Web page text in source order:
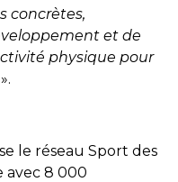
concrètes,
et de
physique pour
le réseau Sport des
avec 8 000